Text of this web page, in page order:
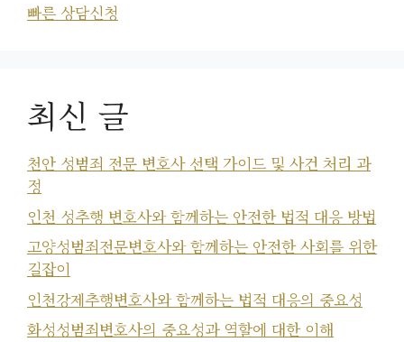
빠른 상담신청
최신 글
천안 성범죄 전문 변호사 선택 가이드 및 사건 처리 과
정
인천 성추행 변호사와 함께하는 안전한 법적 대응 방법
고양성범죄전문변호사와 함께하는 안전한 사회를 위한
길잡이
인천강제추행변호사와 함께하는 법적 대응의 중요성
화성성범죄변호사의 중요성과 역할에 대한 이해